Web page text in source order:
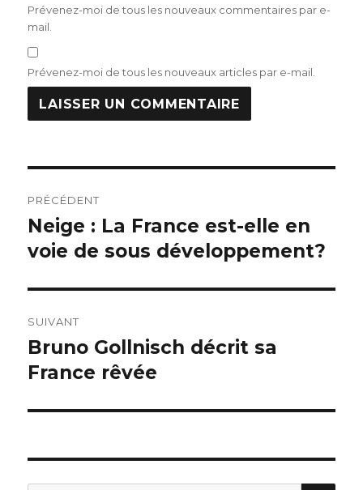
Prévenez-moi de tous les nouveaux commentaires par e-
mail.
Prévenez-moi de tous les nouveaux articles par e-mail.
de
l’article
PRÉCÉDENT
Publication
précédente :
Neige : La France est-elle en
voie de sous développement?
SUIVANT
Publication
suivante :
Bruno Gollnisch décrit sa
France rêvée